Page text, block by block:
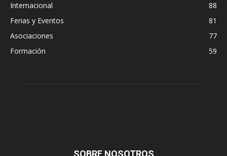
Internacional
88
Ferias y Eventos
81
Asociaciones
77
Formación
59